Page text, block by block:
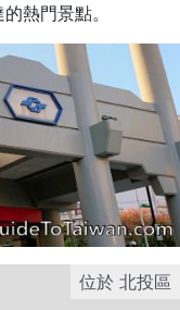
熱門景點。
位於 北投區